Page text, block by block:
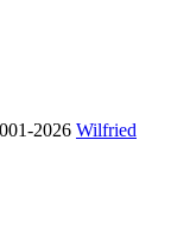
2026 Wilfried